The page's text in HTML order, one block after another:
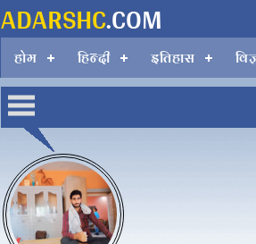
ADARSHC.COM
होम हिन्दी इतिहास